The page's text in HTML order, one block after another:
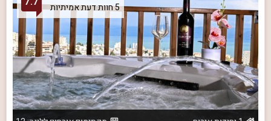
5 חוות דעת אמיתיות